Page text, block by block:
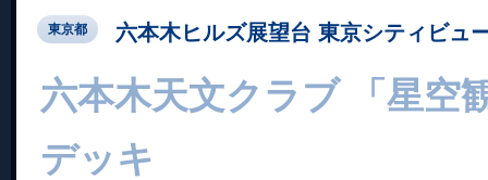
東京都 六本木ヒルズ展望台 東京シティビュ
六本木天文クラブ 「星空
デッキ